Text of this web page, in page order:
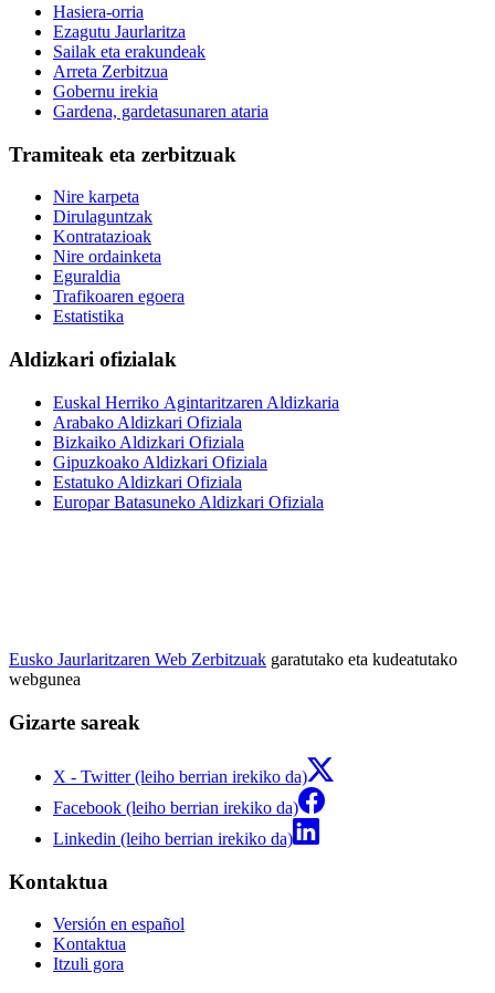
Hasiera-orria
Ezagutu Jaurlaritza
Sailak eta erakundeak
Arreta Zerbitzua
Gobernu irekia
Gardena, gardetasunaren ataria
Tramiteak eta zerbitzuak
Nire karpeta
Dirulaguntzak
Kontratazioak
Nire ordainketa
Eguraldia
Trafikoaren egoera
Estatistika
Aldizkari ofizialak
Euskal Herriko Agintaritzaren Aldizkaria
Arabako Aldizkari Ofiziala
Bizkaiko Aldizkari Ofiziala
Gipuzkoako Aldizkari Ofiziala
Estatuko Aldizkari Ofiziala
Europar Batasuneko Aldizkari Ofiziala
Eusko Jaurlaritzaren Web Zerbitzuak garatutako eta kudeatutako
webgunea
Gizarte sareak
X - Twitter (leiho berrian irekiko da)
Facebook (leiho berrian irekiko da)
Linkedin (leiho berrian irekiko da)
Kontaktua
Versión en español
Kontaktua
Itzuli gora